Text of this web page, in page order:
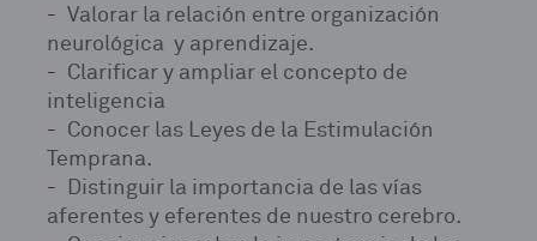
Valorar la relación entre organización
neurológica y aprendizaje.
Clarificar y ampliar el concepto de
inteligencia
Conocer las Leyes de la Estimulación
Temprana.
Distinguir la importancia de las vías
aferentes y eferentes de nuestro cerebro.